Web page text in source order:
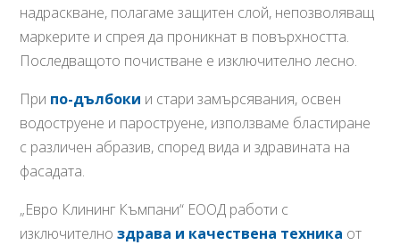
надраскване, полагаме защитен слой, непозволяващ
маркерите и спрея да проникнат в повърхността.
Последващото почистване е изключително лесно.
При по-дълбоки и стари замърсявания, освен
водоструене и пароструене, използваме бластиране
с различен абразив, според вида и здравината на
фасадата.
„Евро Клининг Къмпани“ ЕООД работи с
изключителноздрава и качествена техника от